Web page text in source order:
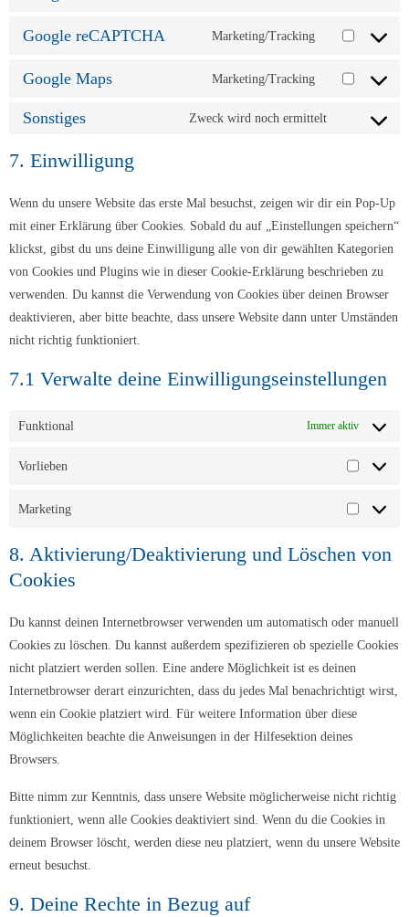
form-
by-
google-
Google reCAPTCHA Marketing/Tracking
Consent
Google Maps Marketing/Tracking
Consent
Sonstiges Zweck wird noch ermittelt
Consent
sonstiges
7. Einwilligung
Wenn du unsere Website das erste Mal besuchst, zeigen wir dir ein Pop-Up
mit einer Erklärung über Cookies. Sobald du auf „Einstellungen speichern“
klickst, gibst du uns deine Einwilligung alle von dir gewählten Kategorien
von Cookies und Plugins wie in dieser Cookie-Erklärung beschrieben zu
verwenden. Du kannst die Verwendung von Cookies über deinen Browser
deaktivieren, aber bitte beachte, dass unsere Website dann unter Umständen
nicht richtig funktioniert.
7.1 Verwalte deine Einwilligungseinstellungen
Funktional Immer aktiv
Vorlieben
Marketing
8. Aktivierung/Deaktivierung und Löschen von
Cookies
Du kannst deinen Internetbrowser verwenden um automatisch oder manuell
Cookies zu löschen. Du kannst außerdem spezifizieren ob spezielle Cookies
nicht platziert werden sollen. Eine andere Möglichkeit ist es deinen
Internetbrowser derart einzurichten, dass du jedes Mal benachrichtigt wirst,
wenn ein Cookie platziert wird. Für weitere Information über diese
Möglichkeiten beachte die Anweisungen in der Hilfesektion deines
Browsers.
Bitte nimm zur Kenntnis, dass unsere Website möglicherweise nicht richtig
funktioniert, wenn alle Cookies deaktiviert sind. Wenn du die Cookies in
deinem Browser löscht, werden diese neu platziert, wenn du unsere Website
erneut besuchst.
9. Deine Rechte in Bezug auf